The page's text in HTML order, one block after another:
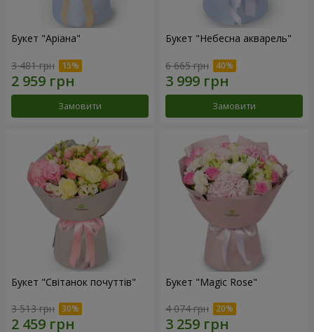
Букет "Аріана"
3 481 грн
Замовити
Букет "Небесна акварель"
6 665 грн
Замовити
Букет "Світанок почуттів"
3 513 грн
Букет "Magic Rose"
4 074 грн